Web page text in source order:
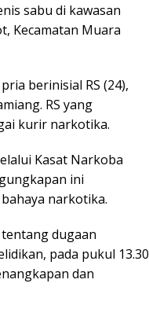
sabu di kawasan
Kecamatan Muara
berinisial RS (24),
RS yang
kurir narkotika.
Kasat Narkoba
ini
narkotika.
dugaan
pada pukul 13.30
dan